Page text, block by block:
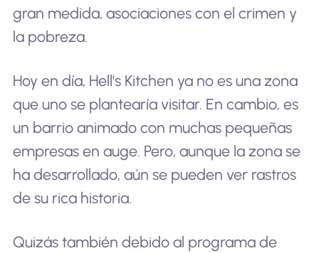
gran medida, asociaciones con el crimen y
la pobreza.
Hoy en día, Hell's Kitchen ya no es una zona
que uno se plantearía visitar. En cambio, es
un barrio animado con muchas pequeñas
empresas en auge. Pero, aunque la zona se
ha desarrollado, aún se pueden ver rastros
de su rica historia.
Quizás también debido al programa de